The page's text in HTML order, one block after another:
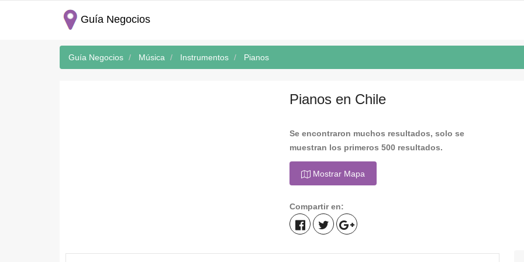
Guía Negocios
Guía Negocios Música Instrumentos Pianos
Pianos en Chile
Se encontraron muchos resultados, solo se
muestran los primeros 500 resultados.
Mostrar Mapa
Compartir en: